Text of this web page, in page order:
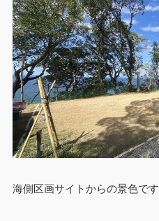
海側区画サイトからの景色です